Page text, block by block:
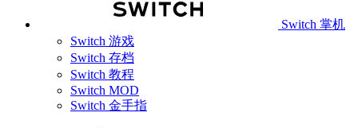
Switch 掌机
Switch 游戏
Switch 存档
Switch 教程
Switch MOD
Switch 金手指